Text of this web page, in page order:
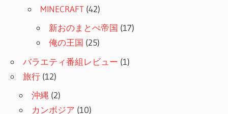
MINECRAFT (42)
新おのまとぺ帝国 (17)
俺の王国 (25)
バラエティ番組レビュー (1)
旅行 (12)
沖縄 (2)
カンボジア (10)